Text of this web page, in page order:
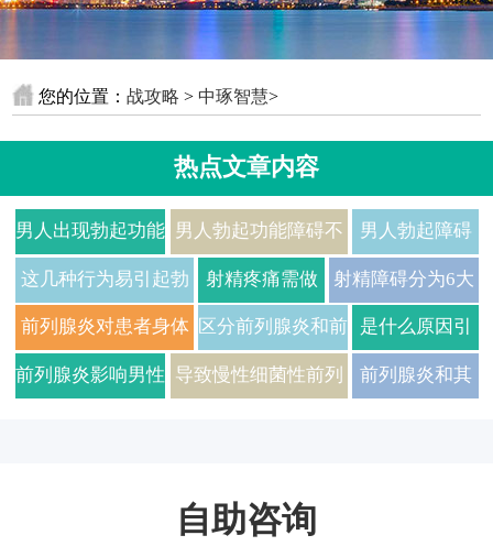
您的位置：战攻略 > 中琢智慧>
热点文章内容
男人出现勃起功能
障碍？可多吃这4
种食物来改善！
男人勃起功能障碍不
要慌，日常做好这4
件事有帮助！
男人勃起障碍
是怎么引起
的？这7大诱因
不容忽视！
这几种行为易引起勃
起功能障碍
射精疼痛需做
哪些检查？这3
个检查必不可
射精障碍分为6大
类，不同类型的症
状会不同！
前列腺炎对患者身体
的危害
区分前列腺炎和前
列腺痛的方法
是什么原因引
起前列腺炎的
前列腺炎影响男性 导致慢性细菌性前列 前列腺炎和其
自助咨询